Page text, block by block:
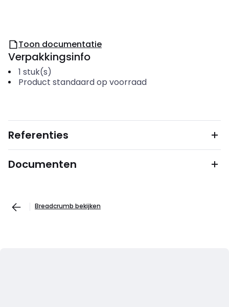
Toon documentatie
Verpakkingsinfo
1 stuk(s)
Product standaard op voorraad
Referenties
Documenten
Breadcrumb bekijken